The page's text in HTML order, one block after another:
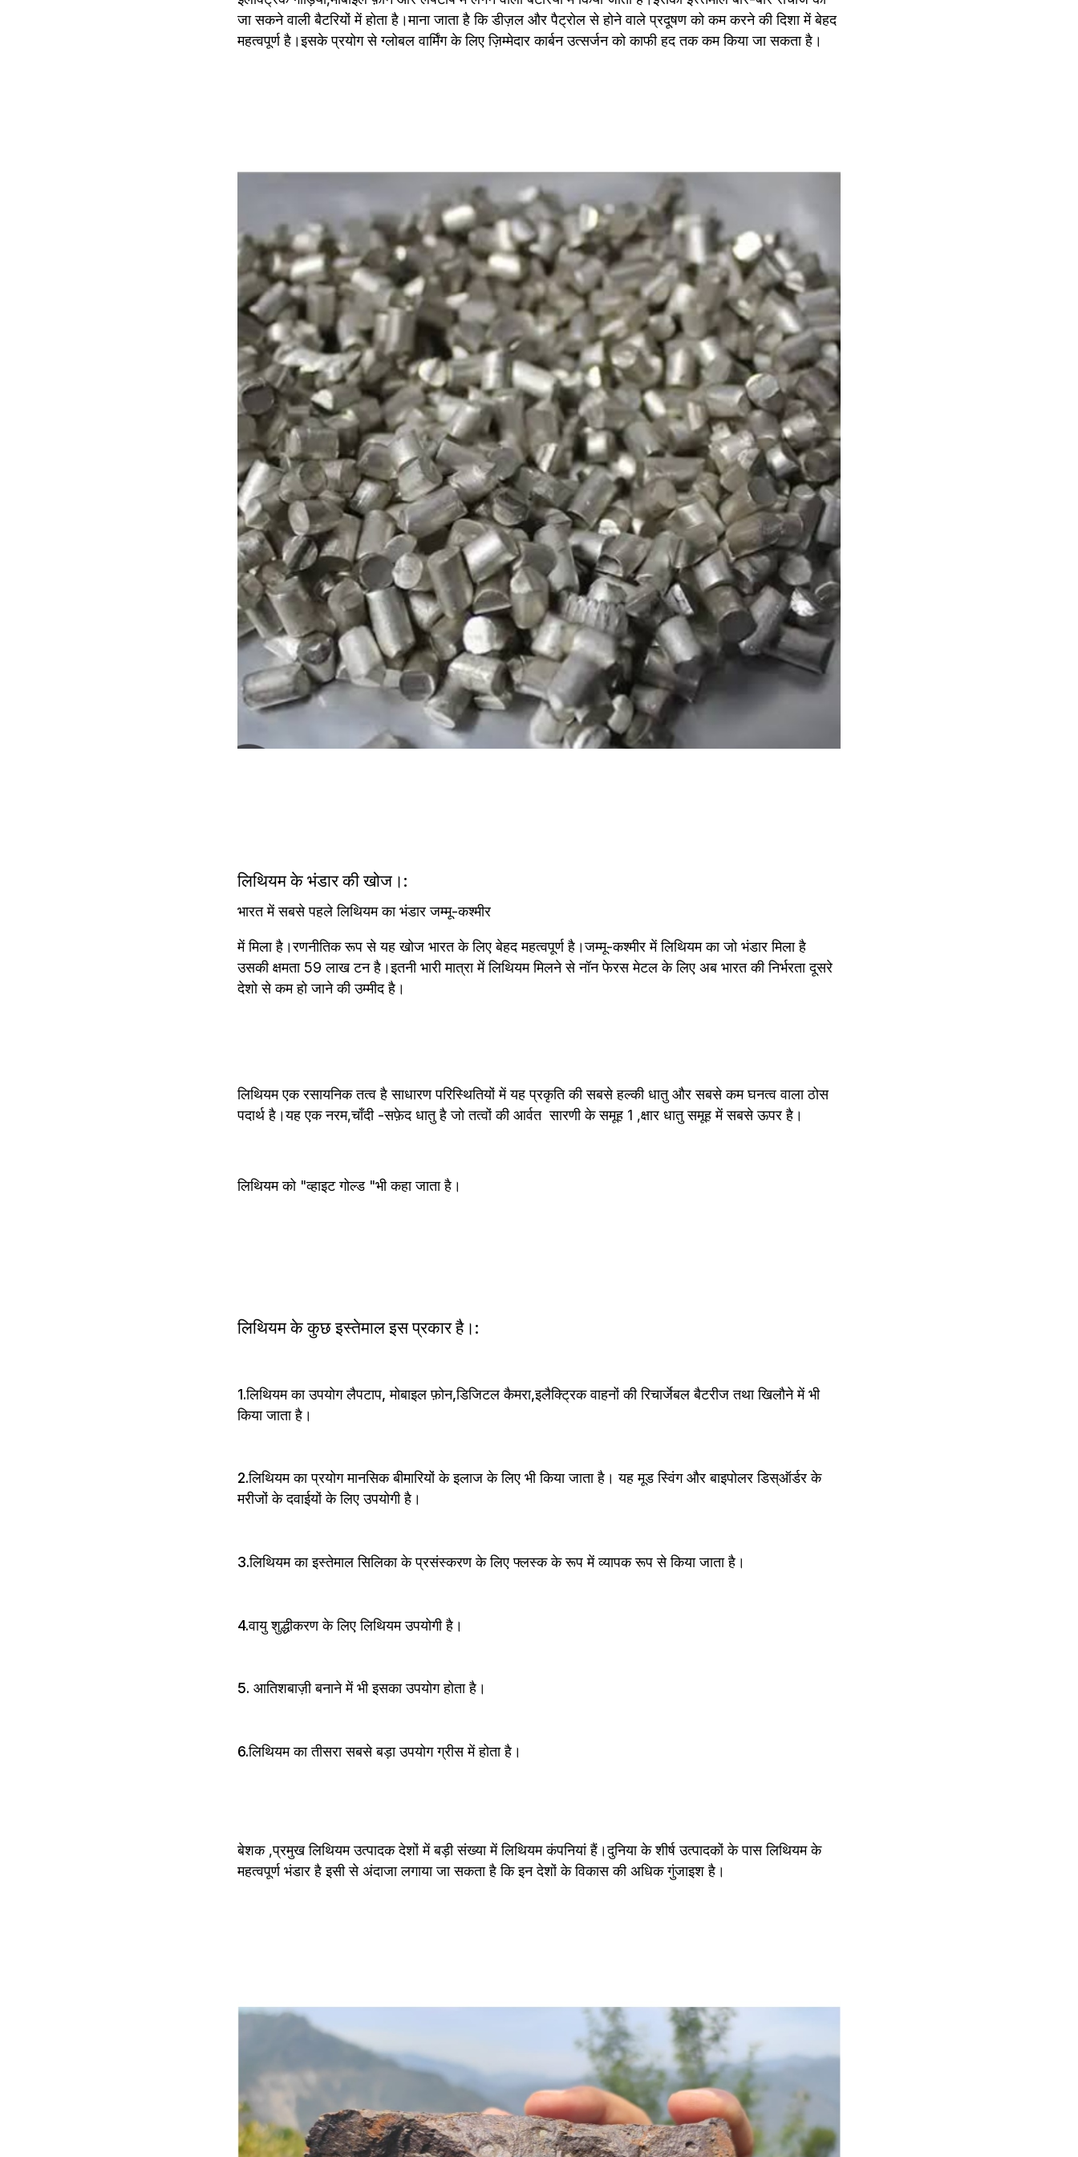
जा सकने वाली बैटरियों में होता है।माना जाता है कि डीज़ल और पैट्रोल से होने वाले प्रदूषण को कम करने की दिशा में बेहद
महत्वपूर्ण है।इसके प्रयोग से ग्लोबल वार्मिंग के लिए ज़िम्मेदार कार्बन उत्सर्जन को काफी हद तक कम किया जा सकता है।
लिथियम के भंडार की खोज।:
भारत में सबसे पहले लिथियम का भंडार जम्मू-कश्मीर
में मिला है।रणनीतिक रूप से यह खोज भारत के लिए बेहद महत्वपूर्ण है।जम्मू-कश्मीर में लिथियम का जो भंडार मिला है
उसकी क्षमता 59 लाख टन है।इतनी भारी मात्रा में लिथियम मिलने से नाॅन फेरस मेटल के लिए अब भारत की निर्भरता दूसरे
देशो से कम हो जाने की उम्मीद है।
लिथियम एक रसायनिक तत्व है साधारण परिस्थितियों में यह प्रकृति की सबसे हल्की धातु और सबसे कम घनत्व वाला ठोस
पदार्थ है।यह एक नरम,चाँदी -सफ़ेद धातु है जो तत्वों की आर्वत  सारणी के समूह 1 ,क्षार धातु समूह में सबसे ऊपर है।
लिथियम को "व्हाइट गोल्ड "भी कहा जाता है।
लिथियम के कुछ इस्तेमाल इस प्रकार है।:
1.लिथियम का उपयोग लैपटाप, मोबाइल फ़ोन,डिजिटल कैमरा,इलैक्ट्रिक वाहनों की रिचार्जेबल बैटरीज तथा खिलौने में भी
किया जाता है।
2.लिथियम का प्रयोग मानसिक बीमारियों के इलाज के लिए भी किया जाता है। यह मूड स्विंग और बाइपोलर डिस्ऑर्डर के
मरीजों के दवाईयों के लिए उपयोगी है।
3.लिथियम का इस्तेमाल सिलिका के प्रसंस्करण के लिए फ्लस्क के रूप में व्यापक रूप से किया जाता है।
4.वायु शुद्धीकरण के लिए लिथियम उपयोगी है।
5. आतिशबाज़ी बनाने में भी इसका उपयोग होता है।
6.लिथियम का तीसरा सबसे बड़ा उपयोग ग्रीस में होता है।
बेशक ,प्रमुख लिथियम उत्पादक देशों में बड़ी संख्या में लिथियम कंपनियां हैं।दुनिया के शीर्ष उत्पादकों के पास लिथियम के
महत्वपूर्ण भंडार है इसी से अंदाजा लगाया जा सकता है कि इन देशों के विकास की अधिक गुंजाइश है।